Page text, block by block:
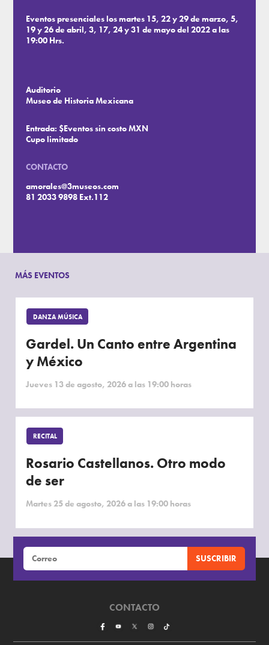
Eventos presenciales los martes 15, 22 y 29 de marzo, 5,
19 y 26 de abril, 3, 17, 24 y 31 de mayo del 2022 a las
19:00 Hrs.
Auditorio
Museo de Historia Mexicana
Entrada: $Eventos sin costo MXN
Cupo limitado
CONTACTO
amorales@3museos.com
81 2033 9898 Ext.112
MÁS EVENTOS
DANZA MÚSICA
Gardel. Un Canto entre Argentina
y México
Jueves 13 de agosto, 2026 a las 19:00 horas
RECITAL
Rosario Castellanos. Otro modo
de ser
Martes 25 de agosto, 2026 a las 19:00 horas
CONTACTO